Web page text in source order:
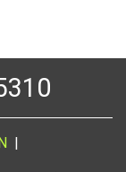
|